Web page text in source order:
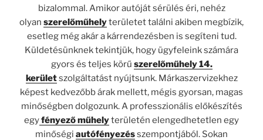
bizalommal. Amikor autóját sérülés éri, nehéz
olyan szerelőműhelyterületet találni akiben megbízik,
esetleg még akár a kárrendezésben is segíteni tud.
Küldetésünknek tekintjük, hogy ügyfeleink számára
gyors és teljes körű szerelőműhely 14.
kerületszolgáltatást nyújtsunk. Márkaszervizekhez
képest kedvezőbb árak mellett, mégis gyorsan, magas
minőségben dolgozunk. A professzionális előkészítés
egyfényező műhelyterületén elengedhetetlen egy
minőségi autófényezésszempontjából. Sokan